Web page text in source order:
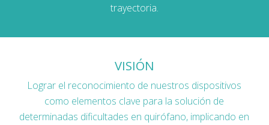
trayectoria.
VISIÓN
Lograr el reconocimiento de nuestros dispositivos
como elementos clave para la solución de
determinadas dificultades en quirófano, implicando en